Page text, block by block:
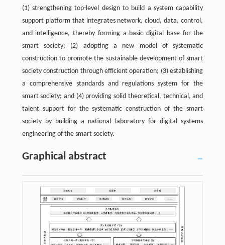
(1) strengthening top-level design to build a system capability
support platform that integrates network, cloud, data, control,
and intelligence, thereby forming a basic digital base for the
smart society; (2) adopting a new model of systematic
construction to promote the sustainable development of smart
society construction through efficient operation; (3) establishing
a comprehensive standards and regulations system for the
smart society; and (4) providing solid theoretical, technical, and
talent support for the systematic construction of the smart
society by building a national laboratory for digital systems
engineering of the smart society.
Graphical abstract